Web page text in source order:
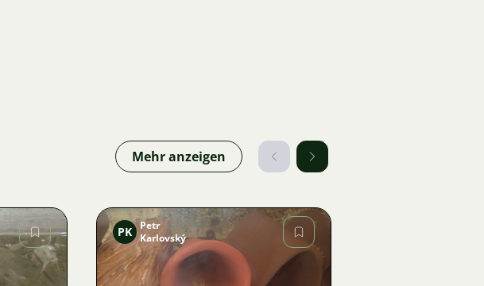
Mehr anzeigen
PK
Petr
Karlovský